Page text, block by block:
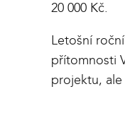
20 000 Kč.
Letošní
přítomnosti
projektu,